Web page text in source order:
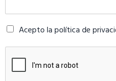
Acepto la política de